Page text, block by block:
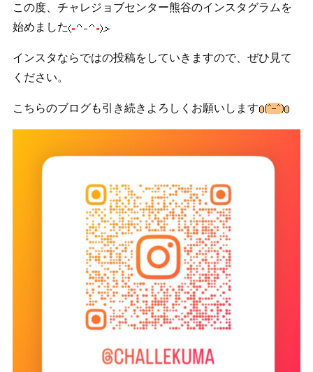
この度、チャレジョブセンター熊谷のインスタグラムを
始めました
インスタならではの投稿をしていきますので、ぜひ見て
ください。
こちらのブログも引き続きよろしくお願いします